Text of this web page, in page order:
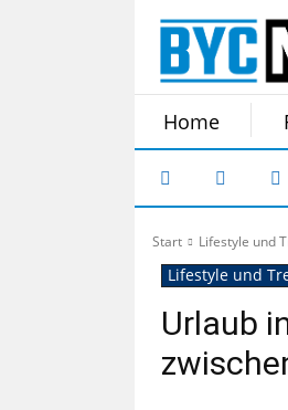
Home
Start Lifestyle und
Lifestyle und
Urlaub